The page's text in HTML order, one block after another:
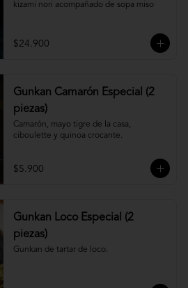
kizami nori acompañado de sopa miso
$24.900
Gunkan Camarón Especial (2
piezas)
Camarón, mayo tigre de la casa,
ciboulette y quinoa crocante.
$5.900
Gunkan Loco Especial (2
piezas)
Gunkan de tartar de loco.